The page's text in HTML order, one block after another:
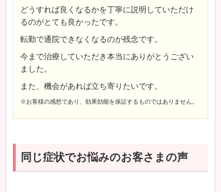
どうすれば良くなるかを丁寧に説明していただけ
るのがとても良かったです。
転勤で通院できなくなるのが残念です。
今まで治療していただき本当にありがとうござい
ました。
また、機会があれば立ち寄りたいです。
※お客様の感想であり、効果効能を保証するものではありません。
同じ症状でお悩みのお客さまの声